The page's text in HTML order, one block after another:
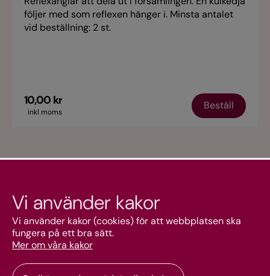
följer med som reflexen hänger i. Minsta antalet
vid beställning: 2 st.
10,00 kr
inkl moms
Beställ
Kundtjänst
Vi använder kakor
Vi använder kakor (cookies) för att webbplatsen ska
fungera på ett bra sätt.
Mer om våra kakor